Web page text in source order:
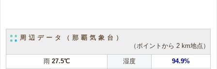
周辺データ（那覇気象台）
（ポイントから 2 km地点）
雨27.5℃ 湿度 94.9%